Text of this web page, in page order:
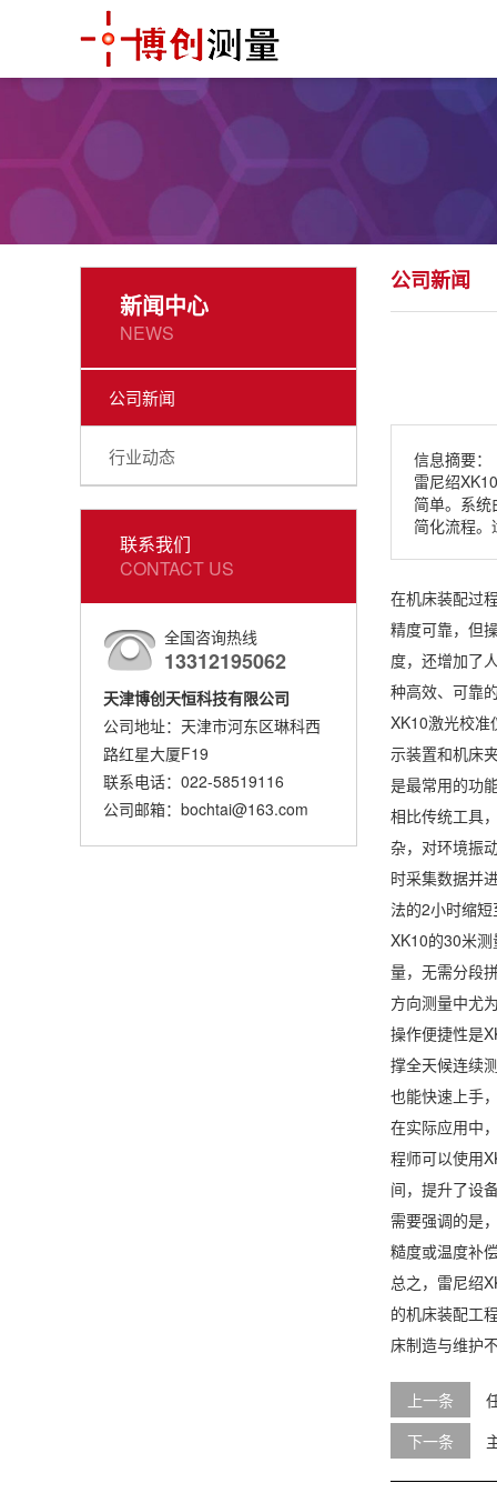
新闻中心
NEWS
公司新闻
行业动态
联系我们
CONTACT US
全国咨询热线
13312195062
天津博创天恒科技有限公司
公司地址：天津市河东区琳科西
路红星大厦F19
联系电话：022-58519116
公司邮箱：bochtai@163.com
公司新闻
信息摘要：
雷尼绍
简单。系统
简化流程。
在机床装配过
精度可靠，但
度，还增加了
种高效、可靠
XK10激光校准
示装置和机床
是最常用的功
相比传统工具
杂，对环境振
时采集数据并
法的2小时缩
XK10的30米
量，无需分段
方向测量中尤
操作便捷性是
撑全天候连续
也能快速上手
在实际应用中
程师可以使用
间，提升了设
需要强调的是
糙度或温度补
总之，雷尼绍
的机床装配工
床制造与维护
上一条
下一条